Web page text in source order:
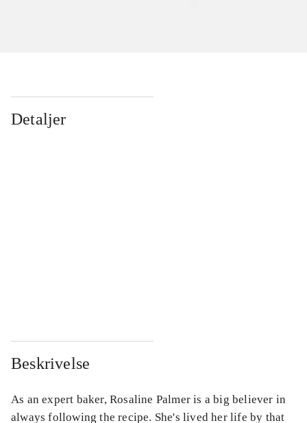
Detaljer
Beskrivelse
As an expert baker, Rosaline Palmer is a big believer in
always following the recipe. She's lived her life by that